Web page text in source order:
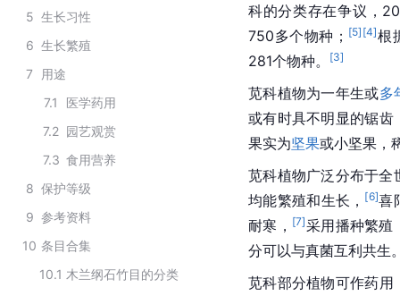
5 生长习性
6 生长繁殖
7
用途
7.1
医学药用
7.2 园艺观赏
7.3 食用营养
8 保护等级
9 参考资料
10 条目合集
10.1 木兰纲石竹目的分类
科的分类存在争议，
750多个物种； [5] [4]根
281个物种。
[3]
苋科植物为一年生或多
或有时具不明显的锯齿
果实为坚果或小坚果，
苋科植物广泛分布于全
均能繁殖和生长， [6]喜
耐寒， [7]采用播种繁殖
分可以与真菌互利共生
苋科部分植物可作药用